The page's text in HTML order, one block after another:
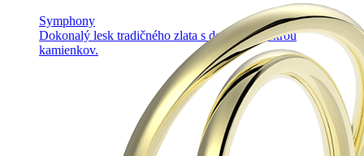
Symphony
Dokonalý lesk tradičného zlata s decentnou iskrou
kamienkov.